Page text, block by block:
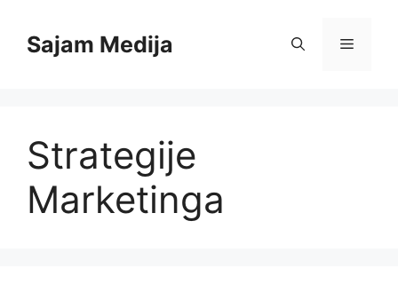
contentSajam Medija Menu
Strategije
Marketinga